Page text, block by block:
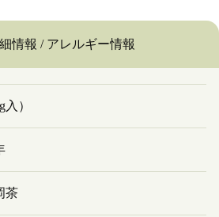
情報 / アレルギー情報
）
茶